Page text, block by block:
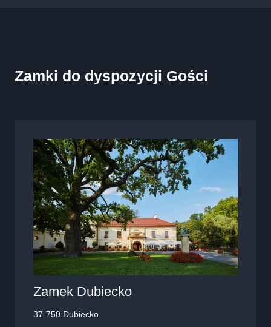
Zamki do dyspozycji Gości
Zamek Dubiecko
37-750 Dubiecko